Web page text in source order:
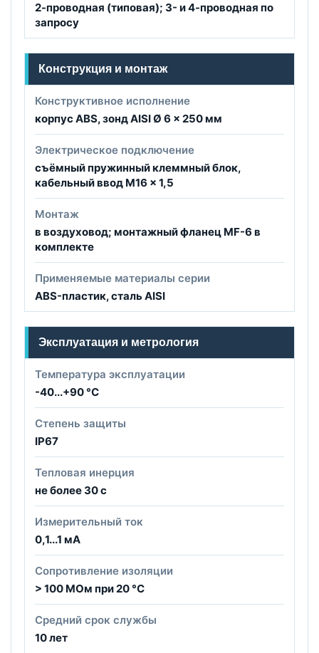
2-проводная (типовая); 3- и 4-проводная по
запросу
Конструкция и монтаж
Конструктивное исполнение
корпус ABS, зонд AISI Ø 6 × 250 мм
Электрическое подключение
съёмный пружинный клеммный блок,
кабельный ввод M16 × 1,5
Монтаж
в воздуховод; монтажный фланец MF-6 в
комплекте
Применяемые материалы серии
ABS-пластик, сталь AISI
Эксплуатация и метрология
Температура эксплуатации
-40...+90 °C
Степень защиты
IP67
Тепловая инерция
не более 30 с
Измерительный ток
0,1...1 мА
Сопротивление изоляции
> 100 МОм при 20 °C
Средний срок службы
10 лет